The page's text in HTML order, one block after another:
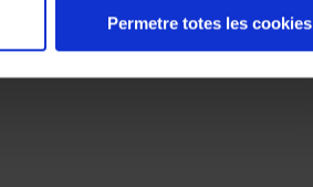
Permetre totes les cookies